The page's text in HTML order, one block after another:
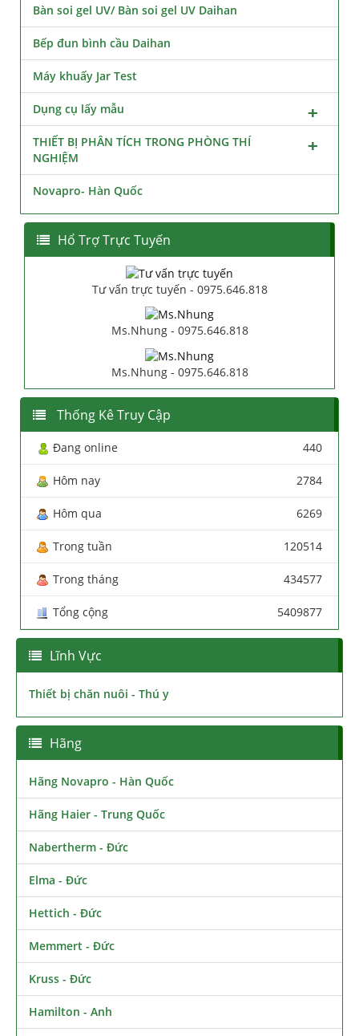
Bàn soi gel UV/ Bàn soi gel UV Daihan
Bếp đun bình cầu Daihan
Máy khuấy Jar Test
Dụng cụ lấy mẫu
THIẾT BỊ PHÂN TÍCH TRONG PHÒNG THÍ
NGHIỆM
Novapro- Hàn Quốc
Hổ Trợ Trực Tuyến
Tư vấn trực tuyến - 0975.646.818
Ms.Nhung - 0975.646.818
Ms.Nhung - 0975.646.818
Thống Kê Truy Cập
Đang online 440
Hôm nay 2784
Hôm qua 6269
Trong tuần 120514
Trong tháng 434577
Tổng cộng 5409877
Lĩnh Vực
Thiết bị chăn nuôi - Thú y
Hãng
Hãng Novapro - Hàn Quốc
Hãng Haier - Trung Quốc
Nabertherm - Đức
Elma - Đức
Hettich - Đức
Memmert - Đức
Kruss - Đức
Hamilton - Anh